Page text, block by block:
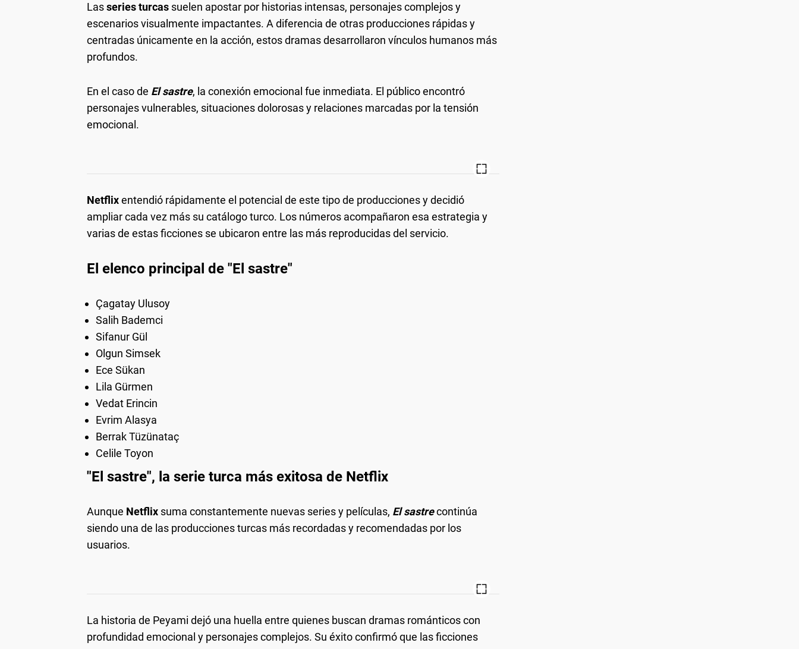
Lasseries turcas suelen apostar por historias intensas, personajes complejos y
escenarios visualmente impactantes. A diferencia de otras producciones rápidas y
centradas únicamente en la acción, estos dramas desarrollaron vínculos humanos más
profundos.
En el caso de El sastre, la conexión emocional fue inmediata. El público encontró
personajes vulnerables, situaciones dolorosas y relaciones marcadas por la tensión
emocional.
Netflixentendió rápidamente el potencial de este tipo de producciones y decidió
ampliar cada vez más su catálogo turco. Los números acompañaron esa estrategia y
varias de estas ficciones se ubicaron entre las más reproducidas del servicio.
El elenco principal de "El sastre"
Çagatay Ulusoy
Salih Bademci
Sifanur Gül
Olgun Simsek
Ece Sükan
Lila Gürmen
Vedat Erincin
Evrim Alasya
Berrak Tüzünataç
Celile Toyon
"El sastre", la serie turca más exitosa de Netflix
Aunque Netflix suma constantemente nuevas series y películas, El sastrecontinúa
siendo una de las producciones turcas más recordadas y recomendadas por los
usuarios.
La historia de Peyami dejó una huella entre quienes buscan dramas románticos con
profundidad emocional y personajes complejos. Su éxito confirmó que las ficciones